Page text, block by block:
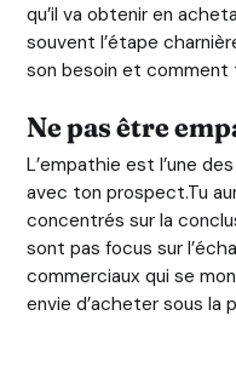
qu’il va obtenir en
souvent l’étape
son besoin et comment
Ne pas être
L’empathie est l’une
avec ton prospect.Tu
concentrés sur la
sont pas focus sur
commerciaux qui se
envie d’acheter sous la